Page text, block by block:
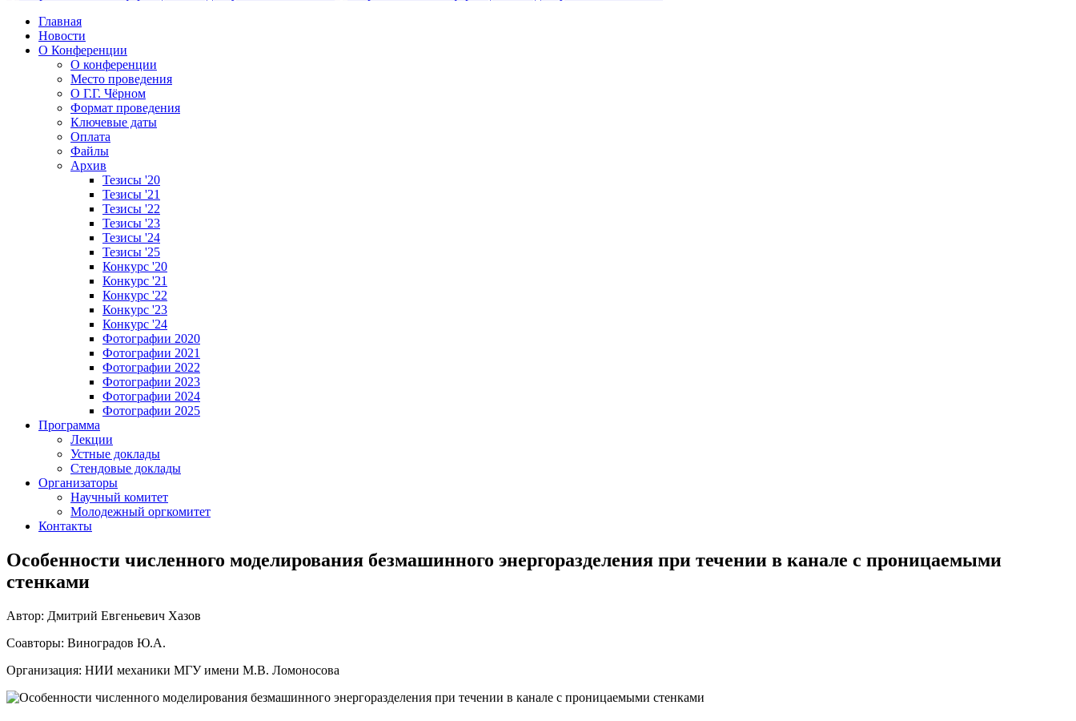
Главная
Новости
О Конференции
О конференции
Место проведения
О Г.Г. Чёрном
Формат проведения
Ключевые даты
Оплата
Файлы
Архив
Тезисы '20
Тезисы '21
Тезисы '22
Тезисы '23
Тезисы '24
Тезисы '25
Конкурс '20
Конкурс '21
Конкурс '22
Конкурс '23
Конкурс '24
Фотографии 2020
Фотографии 2021
Фотографии 2022
Фотографии 2023
Фотографии 2024
Фотографии 2025
Программа
Лекции
Устные доклады
Стендовые доклады
Организаторы
Научный комитет
Молодежный оргкомитет
Контакты
Особенности численного моделирования безмашинного энергоразделения при течении в канале с проницаемыми
стенками
Автор: Дмитрий Евгеньевич Хазов
Соавторы: Виноградов Ю.А.
Организация: НИИ механики МГУ имени М.В. Ломоносова